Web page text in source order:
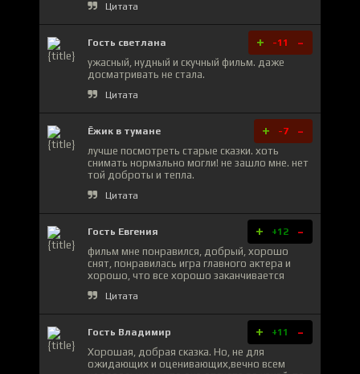
Цитата
Гость светлана + -11 -
ужасный, нудный и скучный фильм. даже
досматривать не стала.
Цитата
Ёжик в тумане + -7 -
лучше посмотреть старые сказки. хоть
снимать нормально могли! не зашло мне. нет
той доброты и тепла.
Цитата
Гость Евгения + +12 -
фильм мне понравился, добрый, хорошо
снят, понравилась игра главного актера и
хорошо, что все хорошо заканчивается
Цитата
Гость Владимир + +11 -
Хорошая, добрая сказка. Но, не для
ожидающих и оценивающих,вечно всем